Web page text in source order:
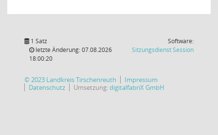
1 Satz
letzte Änderung: 07.08.2026
18:00:20
Software:
SitzungsdienstSession(Wird in
© 2023 Landkreis Tirschenreuth
Impressum
Datenschutz
Umsetzung:digitalfabriX GmbH